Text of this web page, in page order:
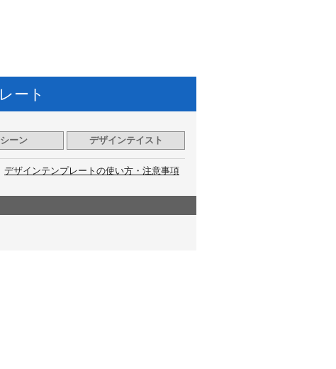
ート
ーン デザインテイスト
デザインテンプレートの使い方・注意事項